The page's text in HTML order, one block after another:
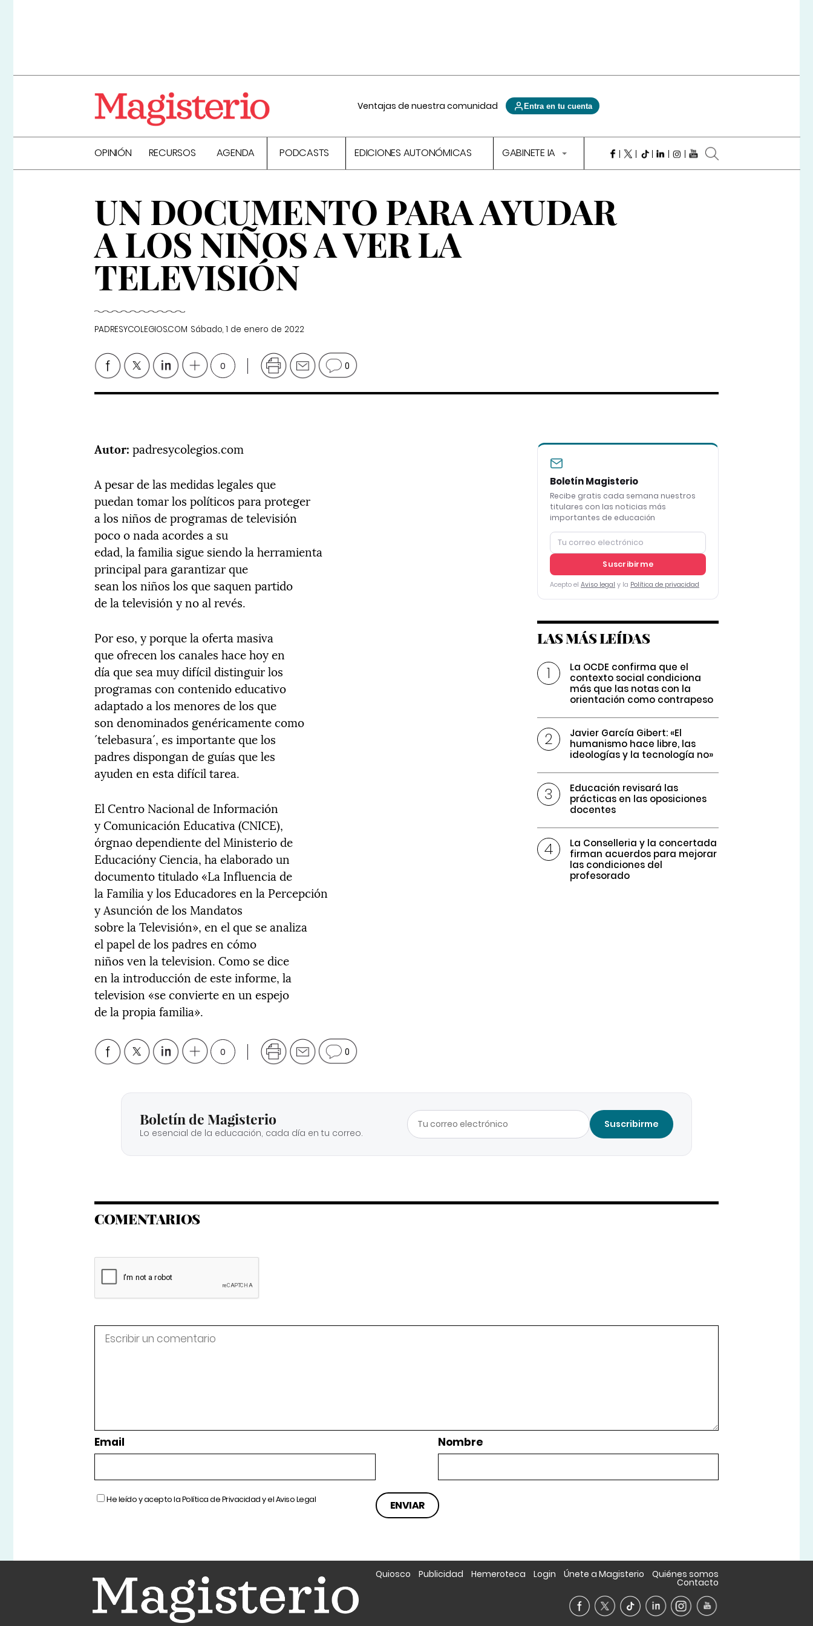
Ventajas de nuestra comunidad Entra en tu cuenta
OPINIÓN RECURSOS AGENDA PODCASTS EDICIONES AUTONÓMICAS GABINETE IA
UN DOCUMENTO PARA AYUDAR
A LOS NIÑOS A VER LA
TELEVISIÓN
PADRESYCOLEGIOS.COM Sábado, 1 de enero de 2022
0 0
Autor:padresycolegios.com
A pesar de las medidas legales que
puedan tomar los políticos para proteger
a los niños de programas de televisión
poco o nada acordes a su
edad, la familia sigue siendo la herramienta
principal para garantizar que
sean los niños los que saquen partido
de la televisión y no al revés.
Por eso, y porque la oferta masiva
que ofrecen los canales hace hoy en
día que sea muy difícil distinguir los
programas con contenido educativo
adaptado a los menores de los que
son denominados genéricamente como
´telebasura´, es importante que los
padres dispongan de guías que les
ayuden en esta difícil tarea.
El Centro Nacional de Información
y Comunicación Educativa (CNICE),
órgnao dependiente del Ministerio de
Educacióny Ciencia, ha elaborado un
documento titulado «La Influencia de
la Familia y los Educadores en la Percepción
y Asunción de los Mandatos
sobre la Televisión», en el que se analiza
el papel de los padres en cómo
niños ven la television. Como se dice
en la introducción de este informe, la
television «se convierte en un espejo
de la propia familia».
0 0
Boletín Magisterio
Recibe gratis cada semana nuestros
titulares con las noticias más
importantes de educación
Suscribirme
Acepto el Aviso legal y la Política de privacidad
LAS MÁS LEÍDAS
La OCDE confirma que el
contexto social condiciona
más que las notas con la
orientación como contrapeso
Javier García Gibert: «El
humanismo hace libre, las
ideologías y la tecnología no»
Educación revisará las
prácticas en las oposiciones
docentes
La Conselleria y la concertada
firman acuerdos para mejorar
las condiciones del
profesorado
Boletín de Magisterio
Lo esencial de la educación, cada día en tu correo.
Suscribirme
COMENTARIOS
Email Nombre
He leído y acepto laPolítica de Privacidady elAviso Legal
Quiosco Publicidad Hemeroteca Login Únete a Magisterio Quiénes somos
Contacto